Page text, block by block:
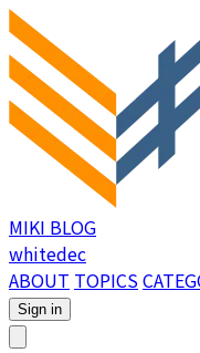
MIKI BLOG
whitedec
ABOUT TOPICS
Sign in